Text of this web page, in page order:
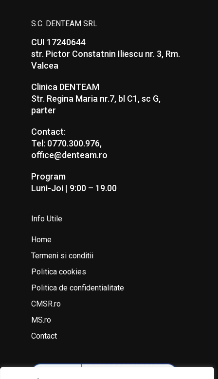
S.C. DENTEAM SRL
CUI 17240644
str. Pictor Constatnin Iliescu nr. 3, Rm.
Valcea
Clinica DENTEAM
Str. Regina Maria nr.7, bl C1, sc G,
parter
Contact:
Tel: 0770.300.976,
office@denteam.ro
Program
Luni-Joi | 9:00 – 19.00
Info Utile
Home
Termeni si conditii
Politica cookies
Politica de confidentialitate
CMSR.ro
MS.ro
Contact